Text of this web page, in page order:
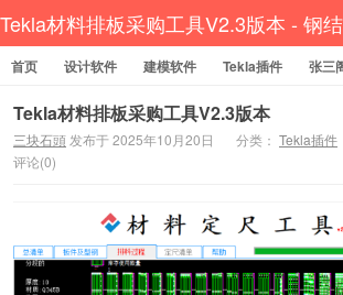
Tekla材料排板采购工具V2.3版本 - 钢
件 CAD工具 犀牛GH汉化
首页 设计软件 建模软件 Tekla插件 张三
CAD插件
定尺提料 贱人工具箱 工程辅助
资讯教程
工程模型 关于网站
Tekla材料排板采购工具V2.3版本
三块石頭 发布于 2025年10月20日 分类： Tekla插件
评论(0)